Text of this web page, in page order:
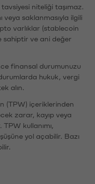
niteliği taşımaz.
veya saklanmasıyla ilgili
varlıklar (stablecoin
sahiptir ve ani değer
finansal durumunuzu
hukuk, vergi
alın.
(TPW) içeriklerinden
zarar, kayıp veya
kullanımı,
yol açabilir. Bazı